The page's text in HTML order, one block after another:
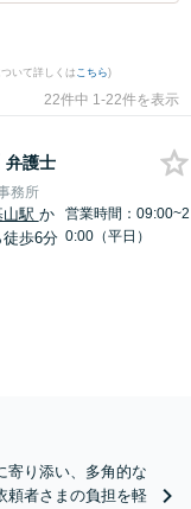
いて詳しくは こちら)
22件中 1-22件を表示
弁護士
務所
山駅 か
徒歩6分
営業時間：09:00~2
0:00（平日）
寄り添い、多角的な
頼者さまの負担を軽